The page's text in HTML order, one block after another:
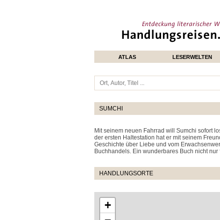
ATLAS LESERWELTEN
SUMCHI
Mit seinem neuen Fahrrad will Sumchi sofort
der ersten Haltestation hat er mit seinem
Geschichte über Liebe und vom
Buchhandels. Ein wunderbares Buch nicht nur
HANDLUNGSORTE
+